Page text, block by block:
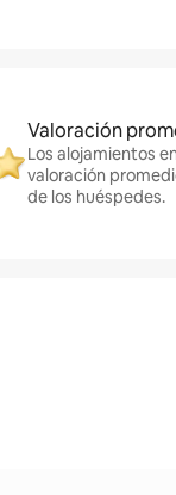
Valoración
Los alojamientos
valoración
de los huéspedes.